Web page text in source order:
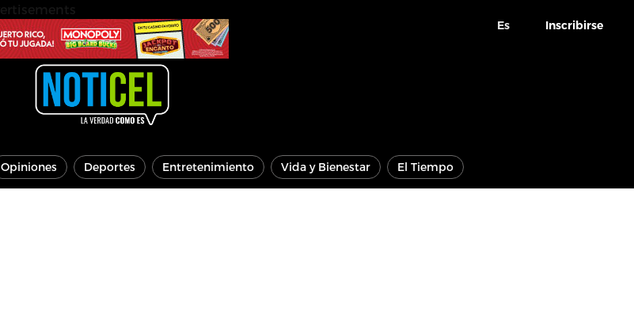
Es Inscribirse
Opiniones Deportes Entretenimiento Vida y Bienestar El Tiempo